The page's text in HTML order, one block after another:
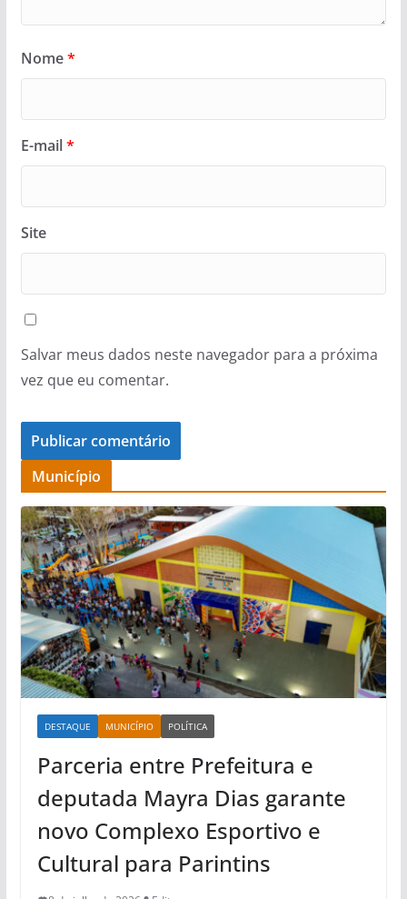
Nome*
E-mail*
Site
Salvar meus dados neste navegador para a próxima
vez que eu comentar.
Município
DESTAQUE MUNICÍPIO POLÍTICA
Parceria entre Prefeitura e
deputada Mayra Dias garante
novo Complexo Esportivo e
Cultural para Parintins